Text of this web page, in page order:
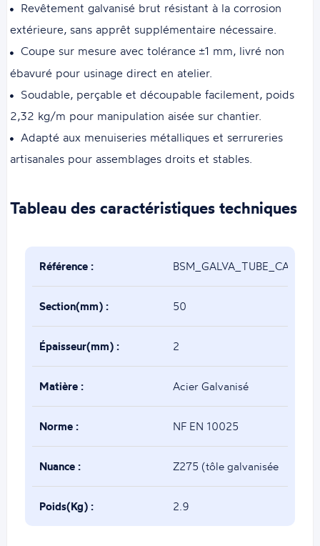
Revêtement galvanisé brut résistant à la corrosion
extérieure, sans apprêt supplémentaire nécessaire.
Coupe sur mesure avec tolérance ±1 mm, livré non
ébavuré pour usinage direct en atelier.
Soudable, perçable et découpable facilement, poids
2,32 kg/m pour manipulation aisée sur chantier.
Adapté aux menuiseries métalliques et serrureries
artisanales pour assemblages droits et stables.
Tableau des caractéristiques techniques
Référence :
Section(mm) : 50
Épaisseur(mm) : 2
Matière : Acier Galvanisé
Norme : NF EN 10025
Nuance : Z275 (tôle galvanisée
puis tube soudé)
Poids(Kg) : 2.9